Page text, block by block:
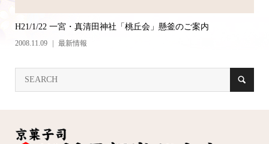
H21/1/22 一宮・真清田神社「桃丘会」懸釜のご案内
2008.11.09 最新情報